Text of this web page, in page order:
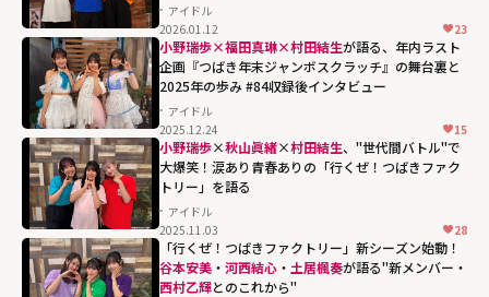
アイドル
2026.01.12
23
小野瑞歩×福田真琳×村田結生が語る、年内ラスト
企画『つばき年末ジャンボスクラッチ』の舞台裏と
2025年の歩み #84収録後インタビュー
アイドル
2025.12.24
15
小野瑞歩×秋山眞緒×村田結生、"世代間バトル"で
大爆笑！涙あり青春ありの「行くぜ！つばきファク
トリー」を語る
アイドル
2025.11.03
28
「行くぜ！つばきファクトリー」新シーズン始動！
谷本安美 ・ 河西結心 ・ 土居楓奏が語る"新メンバー・
西村乙輝とのこれから"